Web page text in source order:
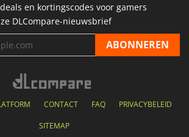
en kortingscodes voor gamers
DLCompare-nieuwsbrief
CONTACT FAQ PRIVACYBELEID
SITEMAP